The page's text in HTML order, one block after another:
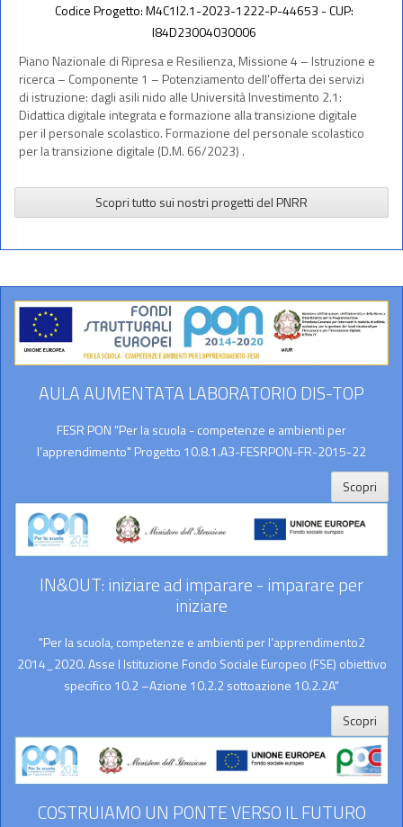
Codice Progetto: M4C1I2.1-2023-1222-P-44653 - CUP:
I84D23004030006
Piano Nazionale di Ripresa e Resilienza, Missione 4 – Istruzione e
ricerca – Componente 1 – Potenziamento dell’offerta dei servizi
di istruzione: dagli asili nido alle Università Investimento 2.1:
Didattica digitale integrata e formazione alla transizione digitale
per il personale scolastico. Formazione del personale scolastico
per la transizione digitale (D.M. 66/2023) .
Scopri tutto sui nostri progetti del PNRR
AULA AUMENTATA LABORATORIO DIS-TOP
FESR PON "Per la scuola - competenze e ambienti per
l’apprendimento" Progetto 10.8.1.A3-FESRPON-FR-2015-22
Scopri
IN&OUT: iniziare ad imparare - imparare per
iniziare
"Per la scuola, competenze e ambienti per l’apprendimento2
2014_2020. Asse I Istituzione Fondo Sociale Europeo (FSE) obiettivo
specifico 10.2 –Azione 10.2.2 sottoazione 10.2.2A"
Scopri
COSTRUIAMO UN PONTE VERSO IL FUTURO